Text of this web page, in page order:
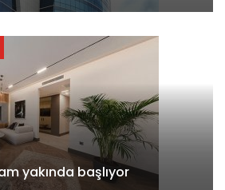
yakında başlıyor